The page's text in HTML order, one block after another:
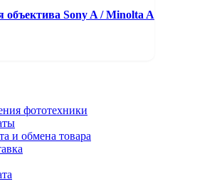
Sony A / Minolta A
фототехники
и обмена товара